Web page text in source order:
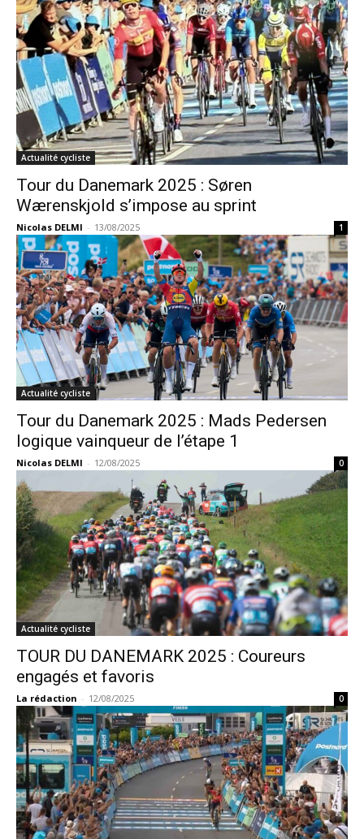
Actualité cycliste
Tour du Danemark 2025 : Søren
Wærenskjold s’impose au sprint
Nicolas DELMI - 13/08/2025 1
Actualité cycliste
Tour du Danemark 2025 : Mads Pedersen
logique vainqueur de l’étape 1
Nicolas DELMI - 12/08/2025 0
Actualité cycliste
TOUR DU DANEMARK 2025 : Coureurs
engagés et favoris
La rédaction - 12/08/2025 0